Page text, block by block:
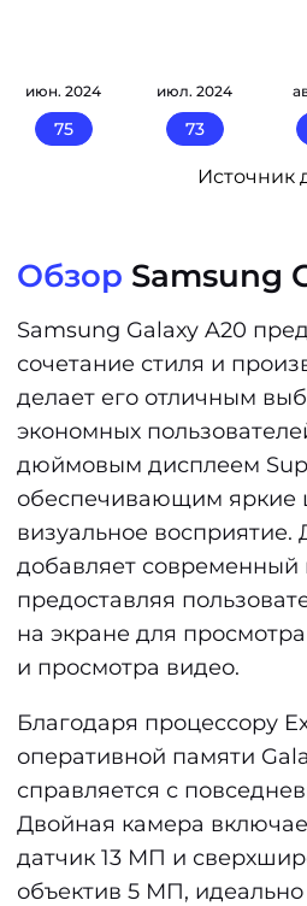
июн. 2024
75
июл. 2024
73
Источник
Обзор Samsung
Samsung Galaxy A20
сочетание стиля и
делает его отличным
экономных
дюймовым дисплеем
обеспечивающим яркие
визуальное
добавляет современный
предоставляя
на экране для
и просмотра видео.
Благодаря процессору
оперативной памяти
справляется с
Двойная камера
датчик 13 МП и
объектив 5 МП,